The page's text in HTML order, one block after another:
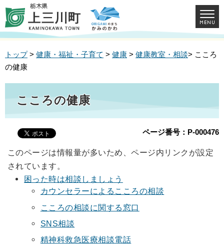
トップ> 健康・福祉・子育て > 健康 > 健康教室・相談> こころ
の健康
こころの健康
ページ番号：P-000476
このページは情報量が多いため、ページ内リンクが設定
されています。
困った時は相談しましょう
カウンセラーによるこころの相談
こころの相談に関する窓口
SNS相談
精神科救急医療相談電話